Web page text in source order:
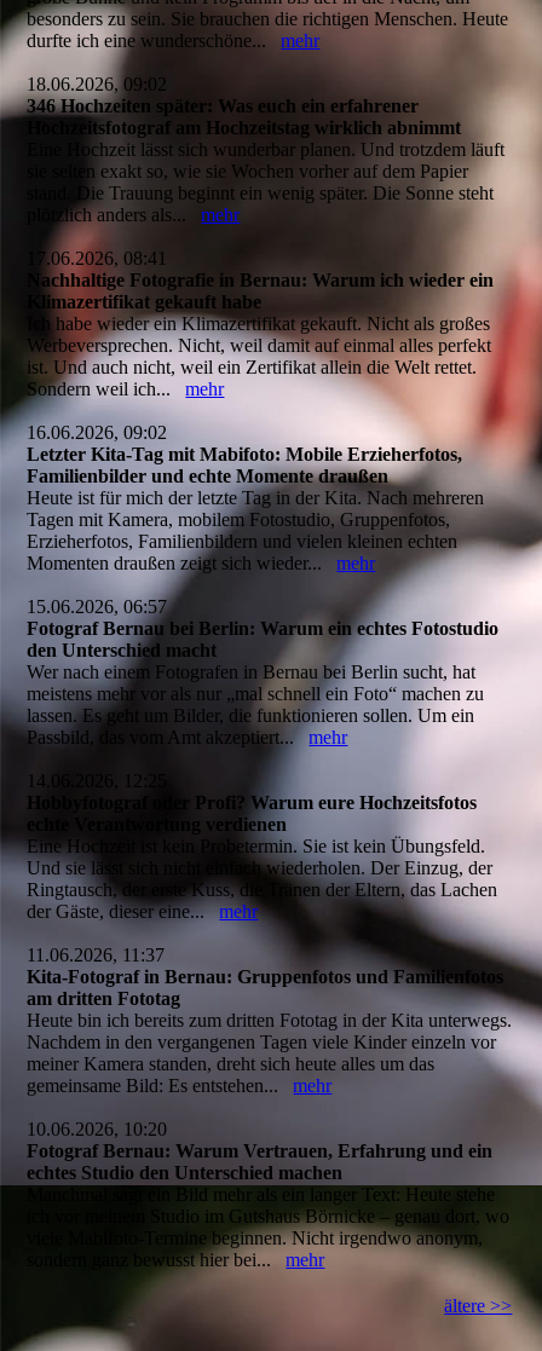
besonders zu sein. Sie brauchen die richtigen Menschen. Heute
durfte ich eine wunderschöne...mehr
18.06.2026, 09:02
346 Hochzeiten später: Was euch ein erfahrener
Hochzeitsfotograf am Hochzeitstag wirklich abnimmt
Eine Hochzeit lässt sich wunderbar planen. Und trotzdem läuft
sie selten exakt so, wie sie Wochen vorher auf dem Papier
stand. Die Trauung beginnt ein wenig später. Die Sonne steht
plötzlich anders als...mehr
17.06.2026, 08:41
Nachhaltige Fotografie in Bernau: Warum ich wieder ein
Klimazertifikat gekauft habe
Ich habe wieder ein Klimazertifikat gekauft. Nicht als großes
Werbeversprechen. Nicht, weil damit auf einmal alles perfekt
ist. Und auch nicht, weil ein Zertifikat allein die Welt rettet.
Sondern weil ich...mehr
16.06.2026, 09:02
Letzter Kita-Tag mit Mabifoto: Mobile Erzieherfotos,
Familienbilder und echte Momente draußen
Heute ist für mich der letzte Tag in der Kita. Nach mehreren
Tagen mit Kamera, mobilem Fotostudio, Gruppenfotos,
Erzieherfotos, Familienbildern und vielen kleinen echten
Momenten draußen zeigt sich wieder...mehr
15.06.2026, 06:57
Fotograf Bernau bei Berlin: Warum ein echtes Fotostudio
den Unterschied macht
Wer nach einem Fotografen in Bernau bei Berlin sucht, hat
meistens mehr vor als nur „mal schnell ein Foto“ machen zu
lassen. Es geht um Bilder, die funktionieren sollen. Um ein
Passbild, das vom Amt akzeptiert...mehr
14.06.2026, 12:25
Hobbyfotograf oder Profi? Warum eure Hochzeitsfotos
echte Verantwortung verdienen
Eine Hochzeit ist kein Probetermin. Sie ist kein Übungsfeld.
Und sie lässt sich nicht einfach wiederholen. Der Einzug, der
Ringtausch, der erste Kuss, die Tränen der Eltern, das Lachen
der Gäste, dieser eine...mehr
11.06.2026, 11:37
Kita-Fotograf in Bernau: Gruppenfotos und Familienfotos
am dritten Fototag
Heute bin ich bereits zum dritten Fototag in der Kita unterwegs.
Nachdem in den vergangenen Tagen viele Kinder einzeln vor
meiner Kamera standen, dreht sich heute alles um das
gemeinsame Bild: Es entstehen...mehr
10.06.2026, 10:20
Fotograf Bernau: Warum Vertrauen, Erfahrung und ein
echtes Studio den Unterschied machen
Manchmal sagt ein Bild mehr als ein langer Text: Heute stehe
ich vor meinem Studio im Gutshaus Börnicke – genau dort, wo
viele Mabifoto-Termine beginnen. Nicht irgendwo anonym,
sondern ganz bewusst hier bei...mehr
ältere >>